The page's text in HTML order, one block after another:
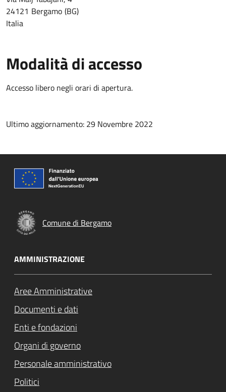
24121 Bergamo BG
Italia
Modalità di accesso
Accesso libero negli orari di apertura.
Ultimo aggiornamento: 29 Novembre 2022
Comune di Bergamo
AMMINISTRAZIONE
Aree Amministrative
Documenti e dati
Enti e fondazioni
Organi di governo
Personale amministrativo
Politici